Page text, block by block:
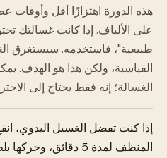
هذه الدورة اهتزازًا أقل وأوقات
على الألياف. إذا كانت غسالتك
طبيعية"، فاستخدمه. سيستغرق
القياسية، ولكن هذا هو الهدف.
الغسالة؛ إنه فقط يحتاج إلى
إذا كنت تفضل الغسيل اليدوي،
المنظف لمدة 5